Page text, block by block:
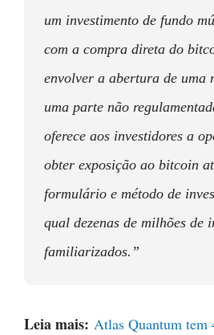
um investimento de fundo
com a compra direta do
envolver a abertura de uma
uma parte não
oferece aos investidores a
obter exposição ao bitcoin
formulário e método de
qual dezenas de milhões de
familiarizados.”
Leia mais: Atlas Quantum tem